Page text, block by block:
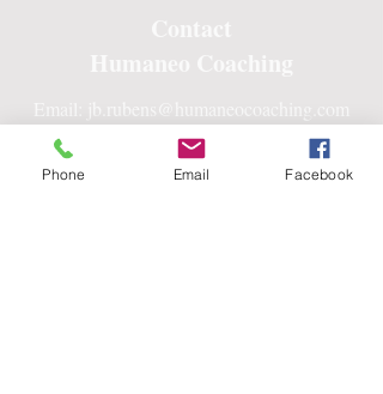
Tel: +32 478 99 03 58
Centre Humaneo
Phone Email Facebook